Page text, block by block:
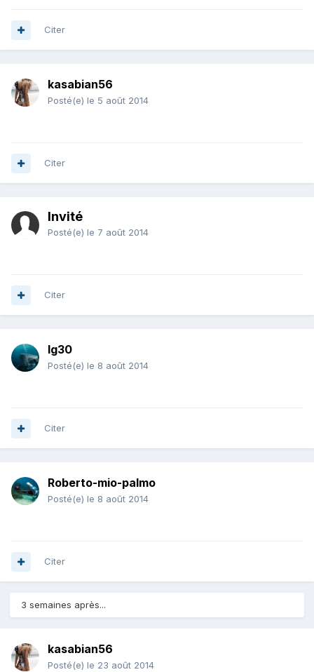
Citer
kasabian56
Posté(e) le 5 août 2014
Citer
Invité
Posté(e) le 7 août 2014
Citer
lg30
Posté(e) le 8 août 2014
Citer
Roberto-mio-palmo
Posté(e) le 8 août 2014
Citer
3 semaines après...
kasabian56
Posté(e) le 23 août 2014